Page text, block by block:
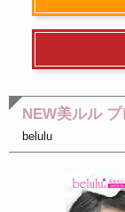
NEW美ルル
belulu